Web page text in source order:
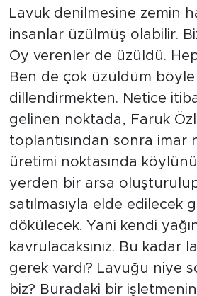
Lavuk denilmesine zemin
insanlar üzülmüş olabilir.
Oy verenler de üzüldü.
Ben de çok üzüldüm
dillendirmekten. Netice
gelinen noktada, Faruk
toplantısından sonra imar
üretimi noktasında
yerden bir arsa
satılmasıyla elde edilecek
dökülecek. Yani kendi
kavrulacaksınız. Bu kadar
gerek vardı? Lavuğu niye
biz? Buradaki bir